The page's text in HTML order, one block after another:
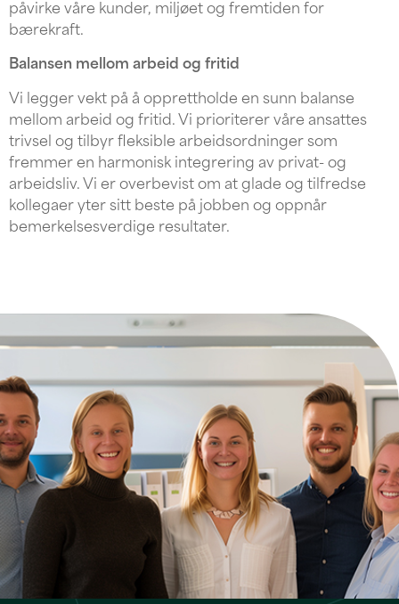
påvirke våre kunder, miljøet og fremtiden for
bærekraft.
Balansen mellom arbeid og fritid
Vi legger vekt på å opprettholde en sunn balanse
mellom arbeid og fritid. Vi prioriterer våre ansattes
trivsel og tilbyr fleksible arbeidsordninger som
fremmer en harmonisk integrering av privat- og
arbeidsliv. Vi er overbevist om at glade og tilfredse
kollegaer yter sitt beste på jobben og oppnår
bemerkelsesverdige resultater.